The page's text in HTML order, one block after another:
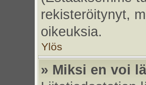
rekisteröitynyt,
oikeuksia.
Ylös
» Miksi en voi